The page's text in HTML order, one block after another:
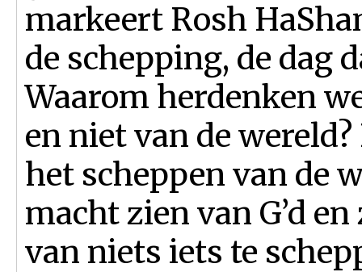
markeert Rosh
de schepping, de dag
Waarom herdenken
en niet van de
het scheppen van de
macht zien van G’d
van niets iets te